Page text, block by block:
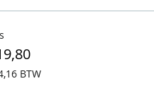
BTW